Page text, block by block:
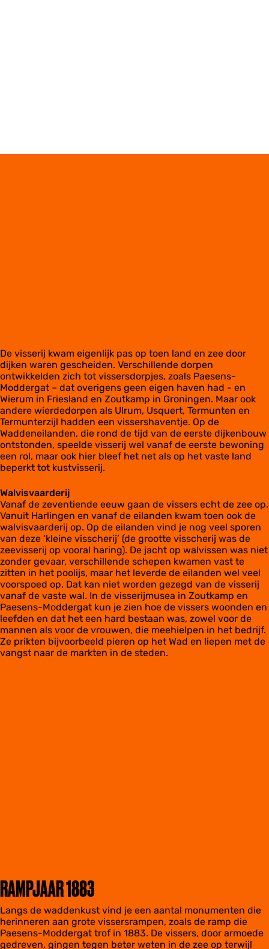
De visserij kwam eigenlijk pas op toen land en zee door
dijken waren gescheiden. Verschillende dorpen
ontwikkelden zich tot vissersdorpjes, zoals Paesens-
Moddergat – dat overigens geen eigen haven had - en
Wierum in Friesland en Zoutkamp in Groningen. Maar ook
andere wierdedorpen als Ulrum, Usquert, Termunten en
Termunterzijl hadden een vissershaventje. Op de
Waddeneilanden, die rond de tijd van de eerste dijkenbouw
ontstonden, speelde visserij wel vanaf de eerste bewoning
een rol, maar ook hier bleef het net als op het vaste land
beperkt tot kustvisserij.
Walvisvaarderij
Vanaf de zeventiende eeuw gaan de vissers echt de zee op.
Vanuit Harlingen en vanaf de eilanden kwam toen ook de
walvisvaarderij op. Op de eilanden vind je nog veel sporen
van deze ‘kleine visscherij’ (de grootte visscherij was de
zeevisserij op vooral haring). De jacht op walvissen was niet
zonder gevaar, verschillende schepen kwamen vast te
zitten in het poolijs, maar het leverde de eilanden wel veel
voorspoed op. Dat kan niet worden gezegd van de visserij
vanaf de vaste wal. In de visserijmusea in Zoutkamp en
Paesens-Moddergat kun je zien hoe de vissers woonden en
leefden en dat het een hard bestaan was, zowel voor de
mannen als voor de vrouwen, die meehielpen in het bedrijf.
Ze prikten bijvoorbeeld pieren op het Wad en liepen met de
vangst naar de markten in de steden.
RAMPJAAR 1883
Langs de waddenkust vind je een aantal monumenten die
herinneren aan grote vissersrampen, zoals de ramp die
Paesens-Moddergat trof in 1883. De vissers, door armoede
gedreven, gingen tegen beter weten in de zee op terwijl